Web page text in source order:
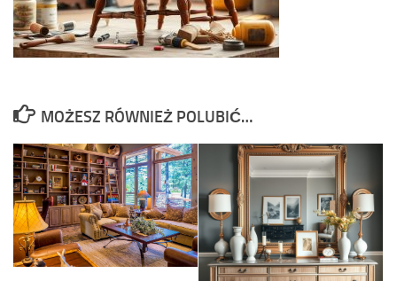
MOŻESZ RÓWNIEŻ POLUBIĆ…